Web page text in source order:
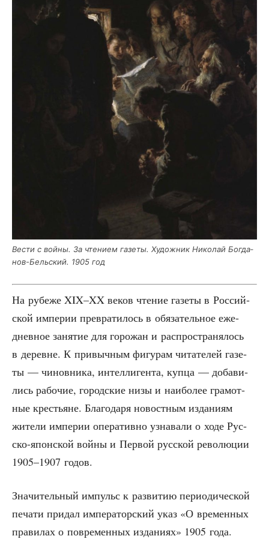
Вести с войны. За чте­ни­ем газе­ты. Худож­ник Нико­лай Бог­да­
нов-Бель­ский. 1905 год
На рубе­же XIX–XX веков чте­ние газе­ты в Рос­сий­
ской импе­рии пре­вра­ти­лось в обя­за­тель­ное еже­
днев­ное заня­тие для горо­жан и рас­про­стра­ня­лось
в деревне. К при­выч­ным фигу­рам чита­те­лей газе­
ты — чинов­ни­ка, интел­ли­ген­та, куп­ца — доба­ви­
лись рабо­чие, город­ские низы и наи­бо­лее гра­мот­
ные кре­стьяне. Бла­го­да­ря новост­ным изда­ни­ям
жите­ли импе­рии опе­ра­тив­но узна­ва­ли о ходе Рус­
ско-япон­ской вой­ны и Пер­вой рус­ской рево­лю­ции
1905–1907 годов.
Зна­чи­тель­ный импульс к раз­ви­тию пери­о­ди­че­ской
печа­ти при­дал импе­ра­тор­ский указ «О вре­мен­ных
пра­ви­лах о по­вре­мен­ных из­да­ни­ях» 1905 года.